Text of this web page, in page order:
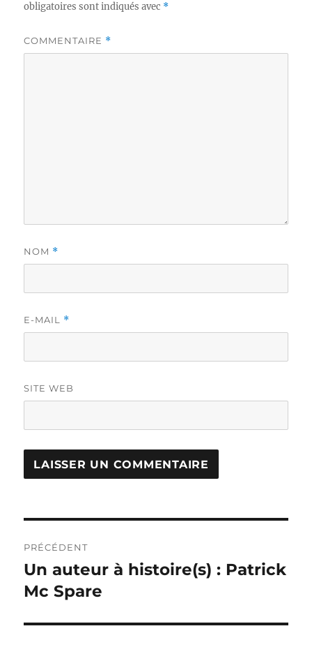
obligatoires sont indiqués avec *
COMMENTAIRE *
NOM *
E-MAIL *
SITE WEB
de
l’article
PRÉCÉDENT
Publication
précédente :
Un auteur à histoire(s) : Patrick
Mc Spare